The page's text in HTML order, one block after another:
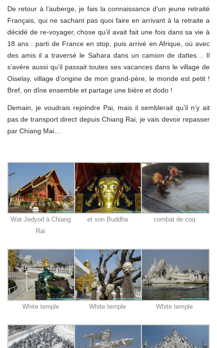
De retour à l’auberge, je fais la connaissance d’un jeune retraité
Français, qui ne sachant pas quoi faire en arrivant à la retraite a
décidé de re-voyager, chose qu’il avait fait une fois dans sa vie à
18 ans : parti de France en stop, puis arrivé en Afrique, où avec
des amis il a traversé le Sahara dans un camion de dattes… Il
s’avère aussi qu’il passait toutes ses vacances dans le village de
Oiselay, village d’origine de mon grand-père, le monde est petit !
Bref, on dîne ensemble et partage une bière et dodo !
Demain, je voudrais rejoindre Pai, mais il semblerait qu’il n’y ait
pas de transport direct depuis Chiang Rai, je vais devoir repasser
par Chiang Mai…
Wat Jedyod à Chiang
Rai
et son Buddha combat de coq
White temple White temple White temple